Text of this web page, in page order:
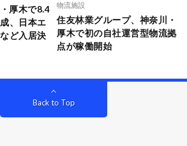
厚木で8.4
、日本エ
ど入居決
物流施設
住友林業グループ、神奈川・
厚木で初の自社運営型物流拠
点が稼働開始
Back to Top